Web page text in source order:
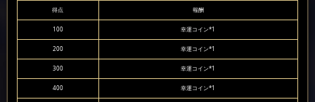
得点 報酬
100 幸運コイン*1
200 幸運コイン*1
300 幸運コイン*1
400 幸運コイン*1